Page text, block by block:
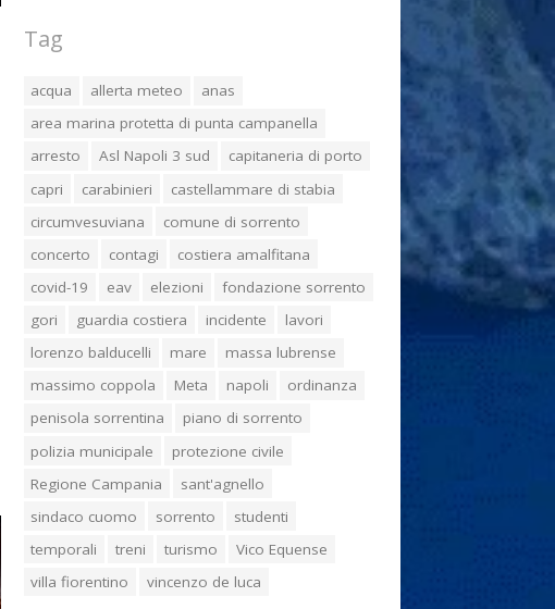
Tag
acqua allerta meteo
anas
area marina protetta di punta campanella
arresto
Asl Napoli 3 sud
capitaneria di porto
capri
carabinieri
castellammare di stabia
circumvesuviana
comune di sorrento
concerto
contagi
costiera amalfitana
covid-19
eav elezioni
fondazione sorrento
gori
guardia costiera incidente
lavori
lorenzo balducelli
mare
massa lubrense
massimo coppola
Meta napoli
ordinanza
penisola sorrentina
piano di sorrento
polizia municipale
protezione civile
Regione Campania
sant'agnello
sindaco cuomo
sorrento
studenti
temporali
treni turismo
Vico Equense
villa fiorentino
vincenzo de luca